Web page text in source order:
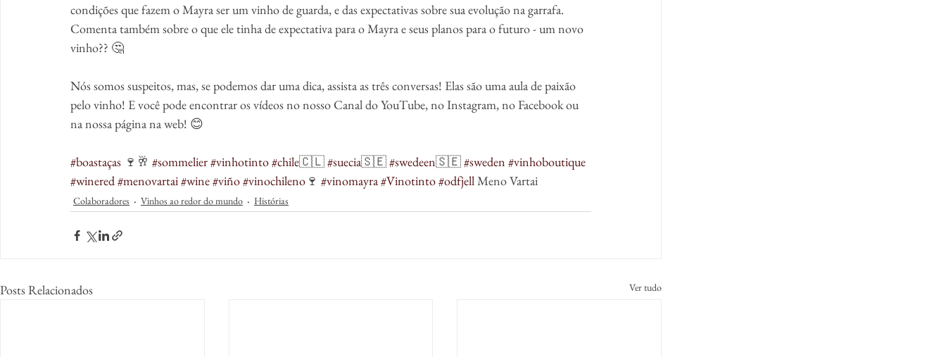
condições que fazem o Mayra ser um vinho de guarda, e das expectativas sobre sua evolução na garrafa.
Comenta também sobre o que ele tinha de expectativa para o Mayra e seus planos para o futuro - um novo
vinho?? 🤔
Nós somos suspeitos, mas, se podemos dar uma dica, assista as três conversas! Elas são uma aula de paixão
pelo vinho! E você pode encontrar os vídeos no nosso Canal do YouTube, no Instagram, no Facebook ou
na nossa página na web! 😊
#boastaças 🍷🥂 #sommelier#vinhotinto#chile🇨🇱 #suecia🇸🇪 #swedeen🇸🇪 #sweden #vinhoboutique
#winered#menovartai#wine#viño#vinochileno 🍷 #vinomayra#Vinotinto#odfjell Meno Vartai
Colaboradores Vinhos ao redor do mundo Histórias
Posts Relacionados Ver tudo